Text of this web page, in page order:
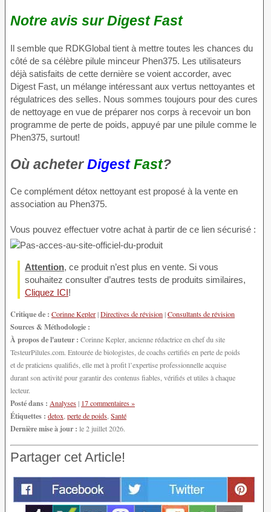
Notre avis sur Digest Fast
Il semble que RDKGlobal tient à mettre toutes les chances du
côté de sa célèbre pilule minceur Phen375. Les utilisateurs
déjà satisfaits de cette dernière se voient accorder, avec
Digest Fast, un mélange intéressant aux vertus nettoyantes et
régulatrices des selles. Nous sommes toujours pour des cures
de nettoyage en vue de préparer nos corps à recevoir un bon
programme de perte de poids, appuyé par une pilule comme le
Phen375, surtout!
Où acheterDigest Fast?
Ce complément détox nettoyant est proposé à la vente en
association au Phen375.
Vous pouvez effectuer votre achat à partir de ce lien sécurisé :
Attention, ce produit n’est plus en vente. Si vous
souhaitez consulter d’autres tests de produits similaires,
Cliquez ICI!
Critique de : Corinne Kepler|Directives de révision|Consultants de révision
Sources & Méthodologie :
À propos de l'auteur : Corinne Kepler, ancienne rédactrice en chef du site
TesteurPilules.com. Entourée de biologistes, de coachs certifiés en perte de poids
et de praticiens qualifiés, elle met à profit l’expertise professionnelle acquise
durant son activité pour garantir des contenus fiables, vérifiés et utiles à chaque
lecteur.
Posté dans : Analyses| 17 commentaires »
Étiquettes : detox,perte de poids,Santé
Dernière mise à jour : le 2 juillet 2026.
Partager cet Article!